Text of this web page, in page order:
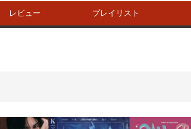
レビュー プレイリスト